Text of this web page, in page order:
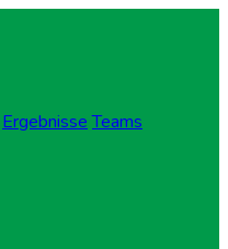
Ergebnisse Teams